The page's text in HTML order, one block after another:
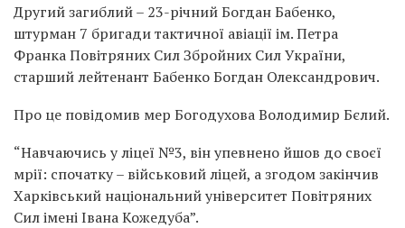
Другий загиблий – 23-річний Богдан Бабенко,
штурман 7 бригади тактичної авіації ім. Петра
Франка Повітряних Сил Збройних Сил України,
старший лейтенант Бабенко Богдан Олександрович.
Про це повідомив мер Богодухова Володимир Бєлий.
“Навчаючись у ліцеї №3, він упевнено йшов до своєї
мрії: спочатку – військовий ліцей, а згодом закінчив
Харківський національний університет Повітряних
Сил імені Івана Кожедуба”.